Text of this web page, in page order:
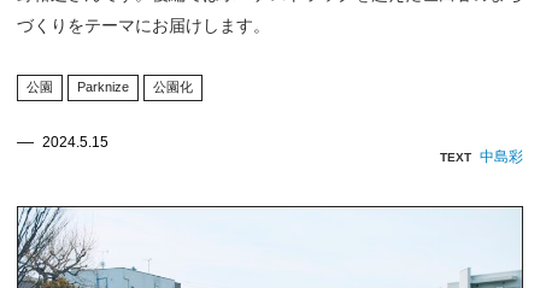
づくりをテーマにお届けします。
公園 Parknize 公園化
2024.5.15
TEXT 中島彩